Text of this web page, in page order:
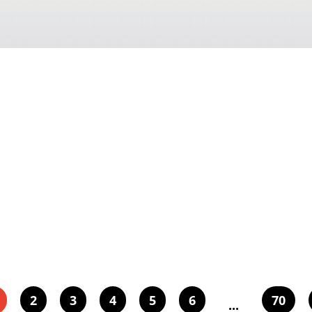
2 3 4 5 6 ... 70